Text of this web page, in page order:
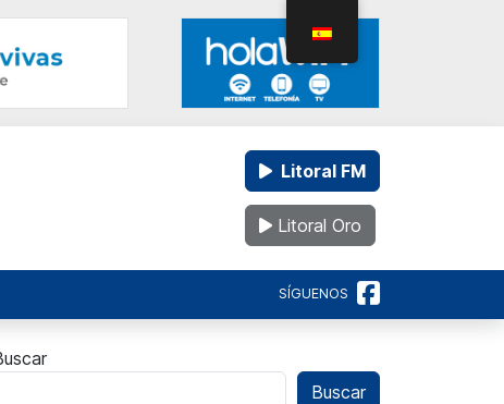
Litoral FM
Litoral Oro
SÍGUENOS
Buscar